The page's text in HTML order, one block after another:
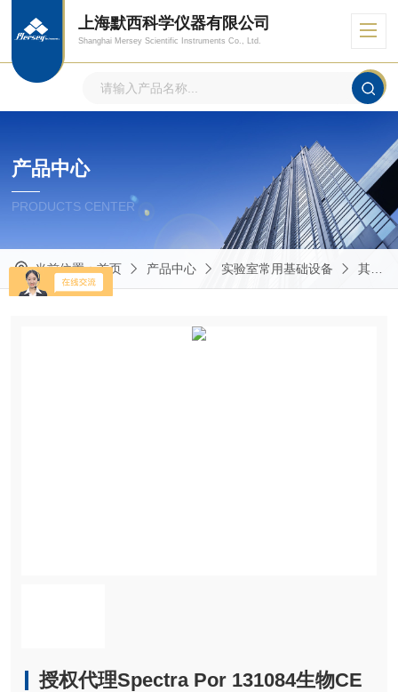
上海默西科学仪器有限公司
Shanghai Mersey Scientific Instruments Co., Ltd.
产品中心
PRODUCTS CENTER
当前位置：首页 产品中心 实验室常用基础设备 其他实验室常用仪器设备
授权代理Spectra Por 131084生物CE